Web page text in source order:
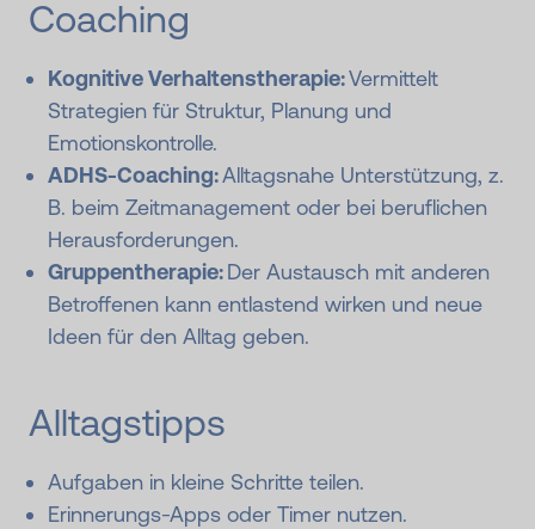
Coaching
Kognitive Verhaltenstherapie:Vermittelt
Strategien für Struktur, Planung und
Emotionskontrolle.
ADHS-Coaching:Alltagsnahe Unterstützung, z.
B. beim Zeitmanagement oder bei beruflichen
Herausforderungen.
Gruppentherapie:Der Austausch mit anderen
Betroffenen kann entlastend wirken und neue
Ideen für den Alltag geben.
Alltagstipps
Aufgaben in kleine Schritte teilen.
Erinnerungs-Apps oder Timer nutzen.